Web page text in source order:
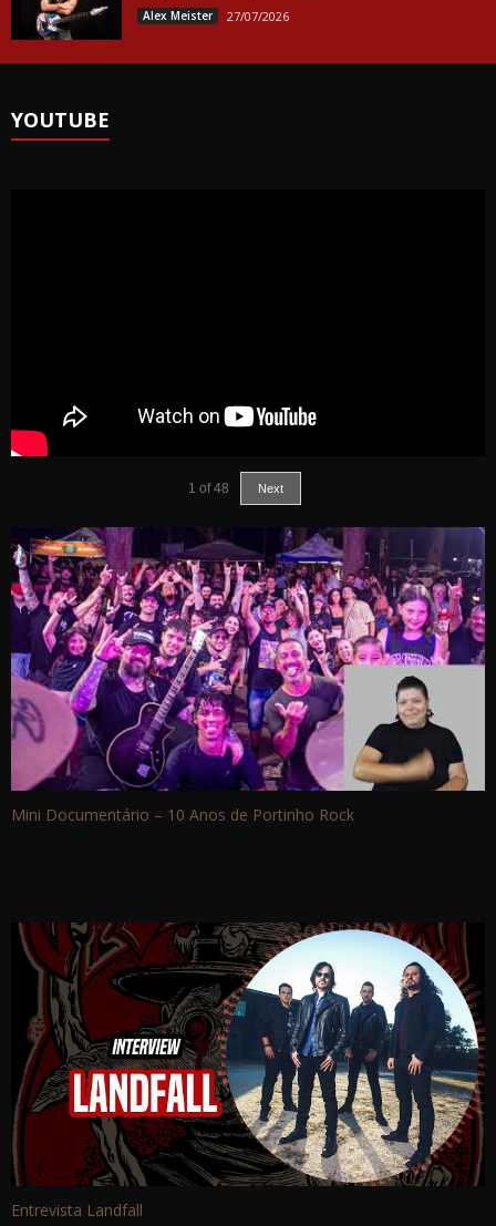
Alex Meister 27/07/2026
YOUTUBE
1 of 48 Next
Mini Documentário – 10 Anos de Portinho Rock
Entrevista Landfall